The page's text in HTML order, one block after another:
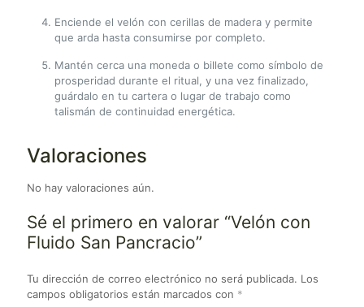
Enciende el velón con cerillas de madera y permite
que arda hasta consumirse por completo.
Mantén cerca una moneda o billete como símbolo de
prosperidad durante el ritual, y una vez finalizado,
guárdalo en tu cartera o lugar de trabajo como
talismán de continuidad energética.
Valoraciones
No hay valoraciones aún.
Sé el primero en valorar “Velón con
Fluido San Pancracio”
Tu dirección de correo electrónico no será publicada. Los
campos obligatorios están marcados con *